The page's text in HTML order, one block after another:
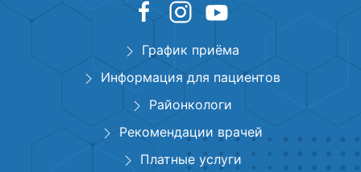
График приёма
Информация для пациентов
Районкологи
Рекомендации врачей
Платные услуги